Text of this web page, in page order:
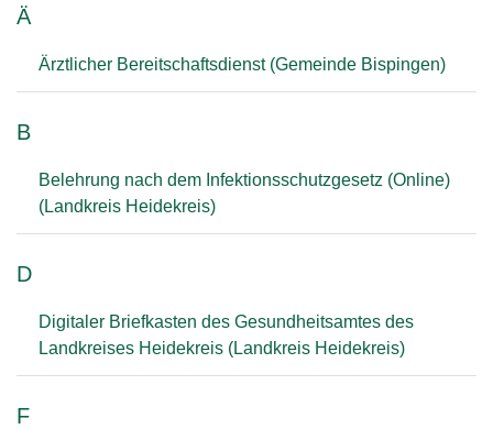
Ä
Ärztlicher Bereitschaftsdienst (Gemeinde Bispingen)
B
Belehrung nach dem Infektionsschutzgesetz (Online)
(Landkreis Heidekreis)
D
Digitaler Briefkasten des Gesundheitsamtes des
Landkreises Heidekreis (Landkreis Heidekreis)
F